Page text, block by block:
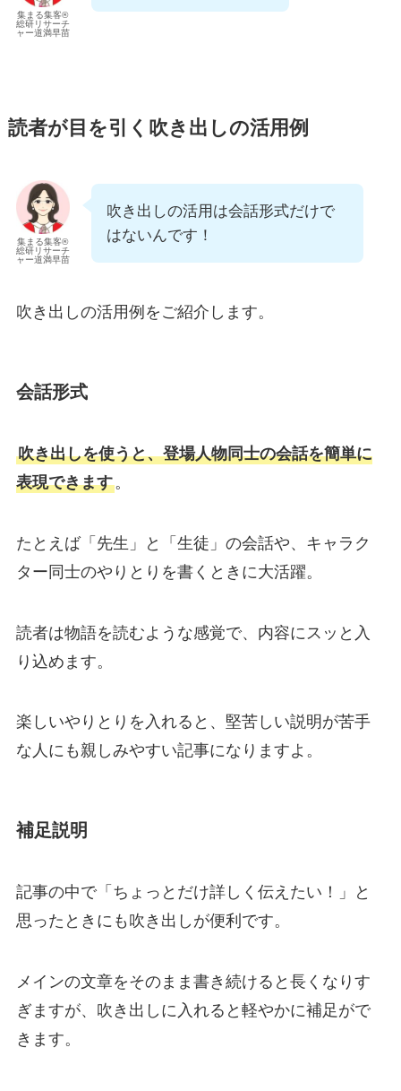
集まる集客®
総研リサーチ
ャー道満早苗
読者が目を引く吹き出しの活用例
集まる集客®
総研リサーチ
ャー道満早苗
吹き出しの活用は会話形式だけで
はないんです！
吹き出しの活用例をご紹介します。
会話形式
吹き出しを使うと、登場人物同士の会話を簡単に
表現できます。
たとえば「先生」と「生徒」の会話や、キャラク
ター同士のやりとりを書くときに大活躍。
読者は物語を読むような感覚で、内容にスッと入
り込めます。
楽しいやりとりを入れると、堅苦しい説明が苦手
な人にも親しみやすい記事になりますよ。
補足説明
記事の中で「ちょっとだけ詳しく伝えたい！」と
思ったときにも吹き出しが便利です。
メインの文章をそのまま書き続けると長くなりす
ぎますが、吹き出しに入れると軽やかに補足がで
きます。